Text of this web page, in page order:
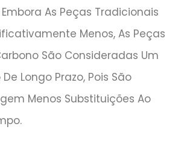
As Peças Tradicionais
Menos, As Peças
São Consideradas Um
Longo Prazo, Pois São
Menos Substituições Ao